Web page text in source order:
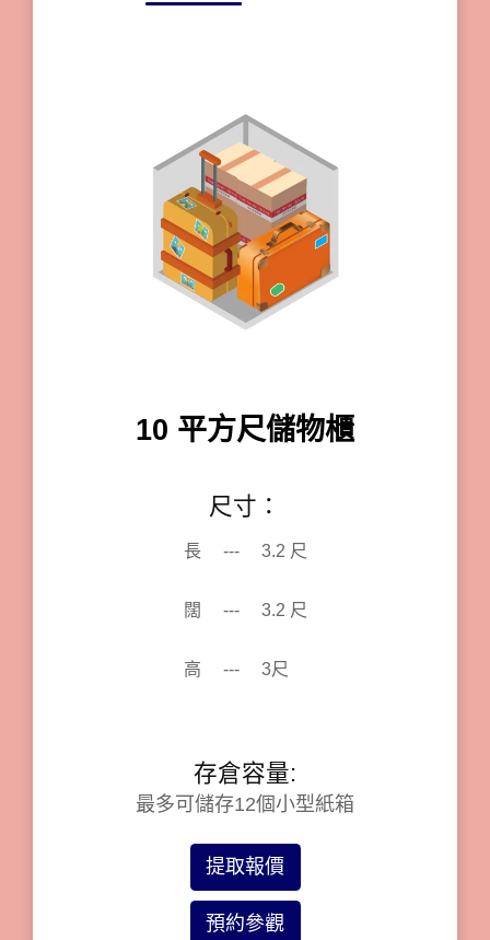
尺寸：
長 --- 16 尺
闊 --- 5.4 尺
高 --- 6.5 尺
存倉容量
最多可儲存264個小型紙箱
提取報價
預約參觀
10 平方尺儲物櫃
尺寸：
長 --- 3.2 尺
闊 --- 3.2 尺
高 --- 3尺
存倉容量:
最多可儲存12個小型紙箱
提取報價
預約參觀
自存倉 -20 平方尺
尺寸：
長 --- 7.2 尺
闊 --- 2.9 尺
高 --- 6.5 尺
存倉容量:
最多可儲存60個小型紙箱
提取報價
預約參觀
尺寸：
長 --- 5.8 尺
闊 --- 5.7 尺
高 --- 6.5 尺
存倉容量:
最多可儲存96個小型紙箱
提取報價
預約參觀
尺寸：
長 --- 7.7 尺
闊 --- 5.8尺
高 --- 6.5 尺
存倉容量
最多可儲存120個小型紙箱
提取報價
預約參觀
尺寸：
長 --- 16 尺
闊 --- 5.4 尺
高 --- 6.5 尺
存倉容量
最多可儲存264個小型紙箱
提取報價
預約參觀
尺寸：
長 --- 3.2 尺
闊 --- 3.2 尺
高 --- 3尺
存倉容量:
最多可儲存12個小型紙箱
提取報價
預約參觀